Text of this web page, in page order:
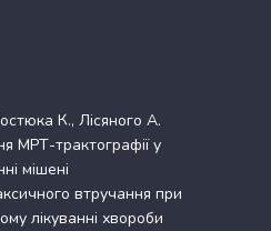
К., Лісяного А.
МРТ-трактографії у
мішені
втручання при
лікуванні хвороби